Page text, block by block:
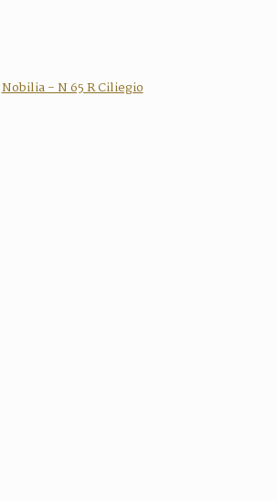
Nobilia - N 65 R Ciliegio